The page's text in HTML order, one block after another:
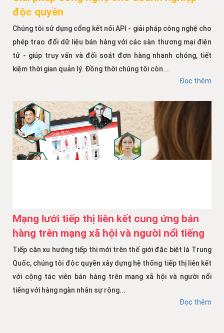
độc quyền
Chúng tôi sử dụng cổng kết nối API - giải pháp công nghệ cho
phép trao đổi dữ liệu bán hàng với các sàn thương mại điện
tử - giúp truy vấn và đối soát đơn hàng nhanh chóng, tiết
kiệm thời gian quản lý. Đồng thời chúng tôi còn...
Đọc thêm
Mạng lưới tiếp thị liên kết cung ứng bán
hàng trên mạng xã hội và người nổi tiếng
Tiếp cận xu hướng tiếp thị mới trên thế giới đặc biệt là Trung
Quốc, chúng tôi độc quyền xây dựng hệ thống tiếp thị liên kết
với cộng tác viên bán hàng trên mạng xã hội và người nổi
tiếng với hàng ngàn nhân sự rộng...
Đọc thêm